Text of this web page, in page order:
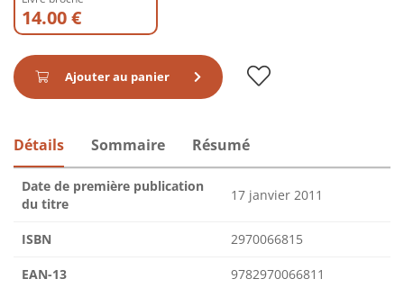
14.00 €
Ajouter au panier
Détails Sommaire Résumé
Date de première publication
du titre
17 janvier 2011
ISBN 2970066815
EAN-13 9782970066811